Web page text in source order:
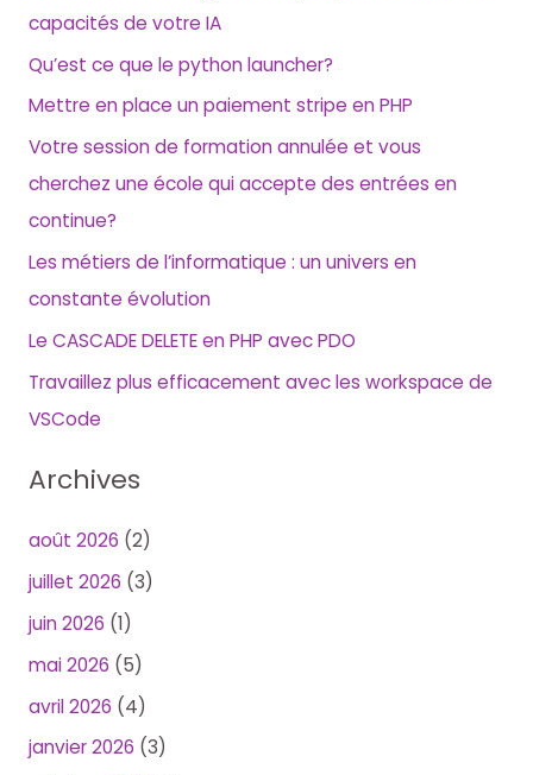
capacités de votre IA
Qu’est ce que le python launcher?
Mettre en place un paiement stripe en PHP
Votre session de formation annulée et vous
cherchez une école qui accepte des entrées en
continue?
Les métiers de l’informatique : un univers en
constante évolution
Le CASCADE DELETE en PHP avec PDO
Travaillez plus efficacement avec les workspace de
VSCode
Archives
août 2026 (2)
juillet 2026 (3)
juin 2026 (1)
mai 2026 (5)
avril 2026 (4)
janvier 2026 (3)